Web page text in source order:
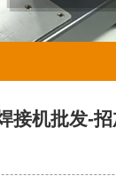
接机批发-